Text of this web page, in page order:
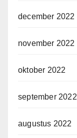
december 2022
november 2022
oktober 2022
september 2022
augustus 2022